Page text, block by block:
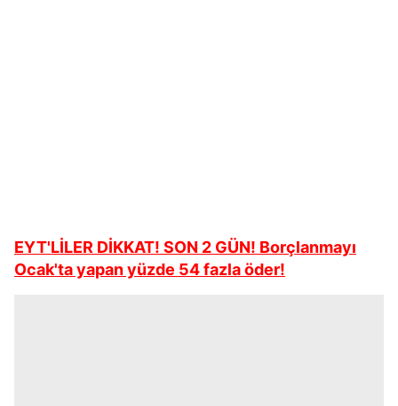
EYT'LİLER DİKKAT! SON 2 GÜN! Borçlanmayı
Ocak'ta yapan yüzde 54 fazla öder!